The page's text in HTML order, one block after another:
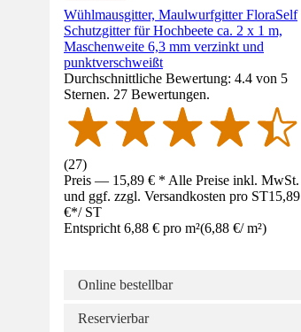
Wühlmausgitter, Maulwurfgitter FloraSelf
Schutzgitter für Hochbeete ca. 2 x 1 m,
Maschenweite 6,3 mm verzinkt und
punktverschweißt
Durchschnittliche Bewertung: 4.4 von 5
Sternen. 27 Bewertungen.
(27)
Preis — 15,89 € * Alle Preise inkl. MwSt.
und ggf. zzgl. Versandkosten pro ST15,89
€*/ ST
Entspricht 6,88 € pro m²(6,88 €/ m²)
Online bestellbar
Reservierbar